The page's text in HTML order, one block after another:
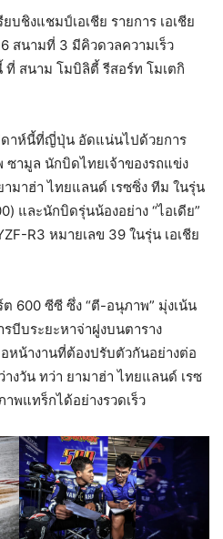
บชิงแชมป์เอเชีย รายการ เอเชีย
สนามที่ 3 มีคิวดวลความเร็ว
ที่ สนาม โมบิลิตี้ รีสอร์ท โมเตกิ
าห์นี้ที่ญี่ปุ่น อัดแน่นไปด้วยการ
ซามูล นักบิดไทยเจ้าของรถแข่ง
มาฮ่า ไทยแลนด์ เรซซิ่ง ทีม ในรุ่น
และนักบิดรุ่นน้องอย่าง “ไอเดีย”
R3 หมายเลข 39 ในรุ่น เอเชีย
600 ซีซี ซึ่ง “ตี-อนุภาพ” มุ่งเน้น
บีบระยะหาจ่าฝูงบนตาราง
หน้างานที่ต้องปรับตัวกันอย่างต่อ
งวัน ทว่า ยามาฮ่า ไทยแลนด์ เรซ
าพแทร็กได้อย่างรวดเร็ว